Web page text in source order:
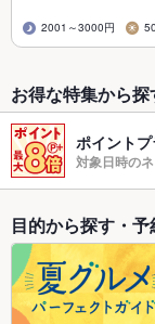
2001～3000円
お得な特集から
ポイント
対象日時の
目的から探す・予